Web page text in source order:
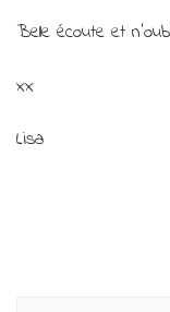
Belle écoute et
xx
Lisa